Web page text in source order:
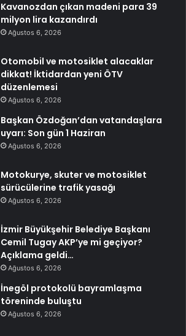
Kavanozdan çıkan madeni para 39
milyon lira kazandırdı
Ağustos 6, 2026
Otomobil ve motosiklet alacaklar
dikkat! İktidardan yeni ÖTV
düzenlemesi
Ağustos 6, 2026
Başkan Özdoğan’dan vatandaşlara
uyarı: Son gün 1 Haziran
Ağustos 6, 2026
Motokurye, skuter ve motosiklet
sürücülerine trafik yasağı
Ağustos 6, 2026
İzmir Büyükşehir Belediye Başkanı
Cemil Tugay AKP’ye mi geçiyor?
Açıklama geldi…
Ağustos 6, 2026
İnegöl protokolü bayramlaşma
töreninde buluştu
Ağustos 6, 2026